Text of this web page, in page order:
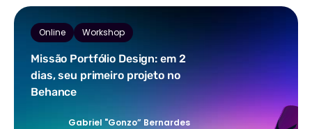
Online Workshop
Missão Portfólio Design: em 2
dias, seu primeiro projeto no
Behance
Gabriel "Gonzo” Bernardes